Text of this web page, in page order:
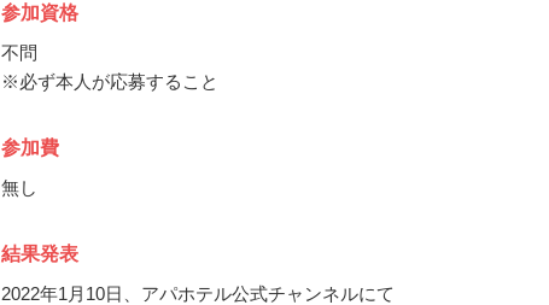
参加資格
不問
※必ず本人が応募すること
参加費
無し
結果発表
2022年1月10日、アパホテル公式チャンネルにて